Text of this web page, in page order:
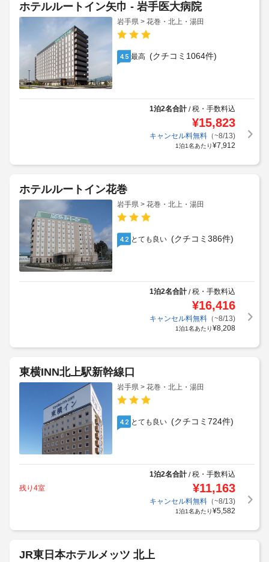
ホテルルートイン矢巾 - 岩手医大病院
岩手県 > 花巻・北上・湯田
4.5 最高 (クチコミ1064件)
1泊2名合計/税・手数料込
¥15,823
キャンセル料無料（~8/13)
1泊1名あたり¥7,912
ホテルルートイン花巻
岩手県 > 花巻・北上・湯田
4.2 とても良い (クチコミ386件)
1泊2名合計/税・手数料込
¥16,416
キャンセル料無料（~8/13)
1泊1名あたり¥8,208
東横INN北上駅新幹線口
岩手県 > 花巻・北上・湯田
4.2 とても良い (クチコミ724件)
1泊2名合計/税・手数料込
残り4室
¥11,163
キャンセル料無料（~8/13)
1泊1名あたり¥5,582
JR東日本ホテルメッツ 北上